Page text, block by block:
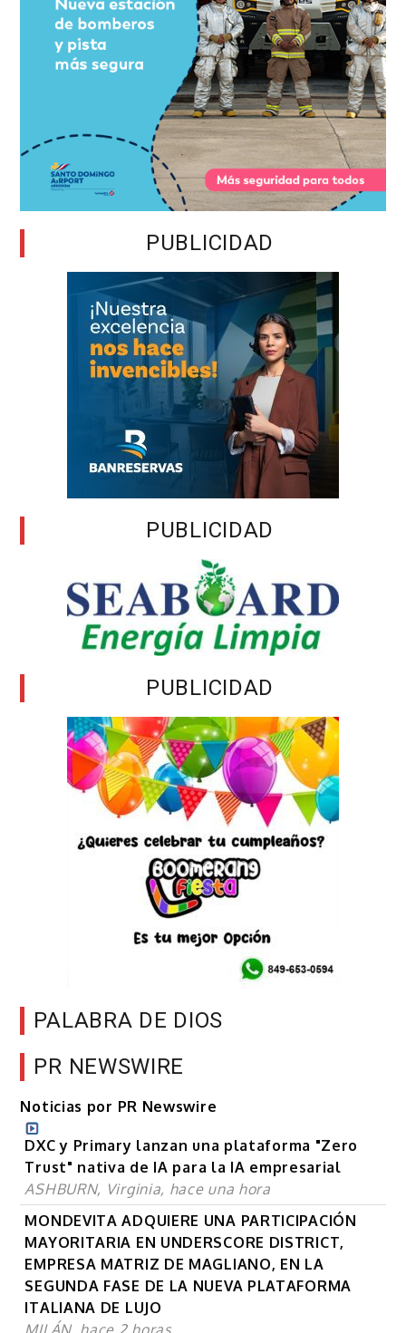
PUBLICIDAD
PUBLICIDAD
PUBLICIDAD
PALABRA DE DIOS
PR NEWSWIRE
Noticias por PR Newswire
DXC y Primary lanzan una plataforma "Zero
Trust" nativa de IA para la IA empresarial
ASHBURN, Virginia, hace una hora
MONDEVITA ADQUIERE UNA PARTICIPACIÓN
MAYORITARIA EN UNDERSCORE DISTRICT,
EMPRESA MATRIZ DE MAGLIANO, EN LA
SEGUNDA FASE DE LA NUEVA PLATAFORMA
ITALIANA DE LUJO